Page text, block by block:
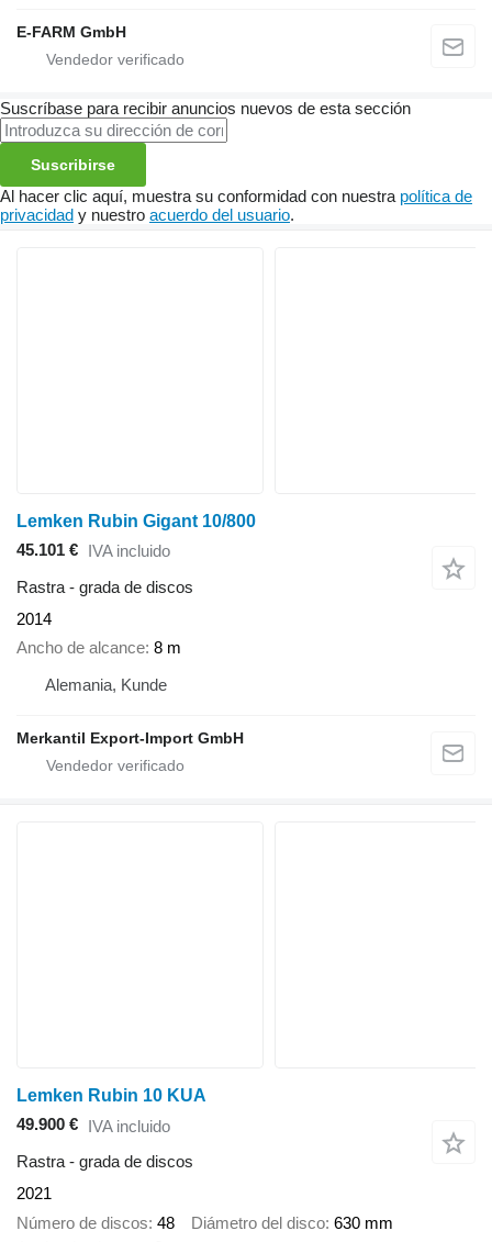
E-FARM GmbH
Suscríbase para recibir anuncios nuevos de esta sección
Suscribirse
Al hacer clic aquí, muestra su conformidad con nuestra política de
privacidad y nuestro acuerdo del usuario.
Lemken Rubin Gigant 10/800
45.101 € IVA incluido
Rastra - grada de discos
2014
Ancho de alcance 8 m
Alemania, Kunde
Merkantil Export-Import GmbH
Lemken Rubin 10 KUA
49.900 € IVA incluido
Rastra - grada de discos
2021
Número de discos 48 Diámetro del disco 630 mm